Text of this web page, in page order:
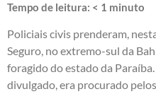
Tempo de leitura: < 1 minuto
Policiais civis prenderam,
Seguro, no extremo-sul da
foragido do estado da
divulgado, era procurado